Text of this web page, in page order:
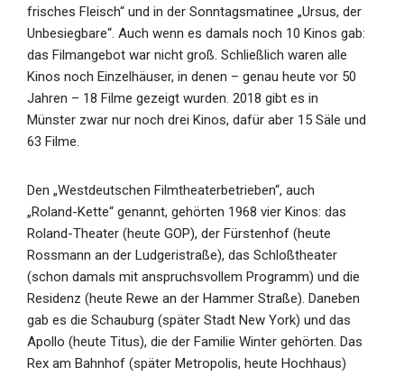
frisches Fleisch“ und in der Sonntagsmatinee „Ursus, der
Unbesiegbare“. Auch wenn es damals noch 10 Kinos gab:
das Filmangebot war nicht groß. Schließlich waren alle
Kinos noch Einzelhäuser, in denen – genau heute vor 50
Jahren – 18 Filme gezeigt wurden. 2018 gibt es in
Münster zwar nur noch drei Kinos, dafür aber 15 Säle und
63 Filme.
Den „Westdeutschen Filmtheaterbetrieben“, auch
„Roland-Kette“ genannt, gehörten 1968 vier Kinos: das
Roland-Theater (heute GOP), der Fürstenhof (heute
Rossmann an der Ludgeristraße), das Schloßtheater
(schon damals mit anspruchsvollem Programm) und die
Residenz (heute Rewe an der Hammer Straße). Daneben
gab es die Schauburg (später Stadt New York) und das
Apollo (heute Titus), die der Familie Winter gehörten. Das
Rex am Bahnhof (später Metropolis, heute Hochhaus)